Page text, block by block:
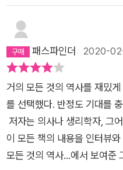
한다. (딸꾹질도한다.) 혼수
우리의 삶에서아주 흔하게 접
일을 하는지는 아무도 모른다.
소를 배출하는 일과 어떤 식으
다. 그러나 어떤 식으로 그렇
아무도 없다. 더차가운 공기
라도 쫓는 역할을 한다는 주
나면 머리가 맑아지고 기운이
발명하고, 각종 위생 수칙을
안한 사람들. 인류에 대한 그
들도 있지만 얄궂은 운명으로
다. C’est la vie!거대한 화학
신체는 아직도 탐험할 것이 무
이 책은 역설한다. 우리의 존
손상되었을 때에는 그런 행운
타까울 만큼 흔하게 일어난
된 사람이 100만 명이 넘는다.
은 교통사고나 총기사고로 생
높은데, 총기와 자동차를 구
철이 덜 들어서 잘못 사용하
과 통증 중- P420급성 통증
잘못되었으니까 살펴보라고
통증도 비슷할 거라고 생각했
패스파인더 2020-
거의 모든 것의 역사를 재밌
를 선택했다. 반정도 기대를
저자는 의사나 생리학자, 그
이 모든 책의 내용을 인터뷰
모든 것의 역사...에서 보여준